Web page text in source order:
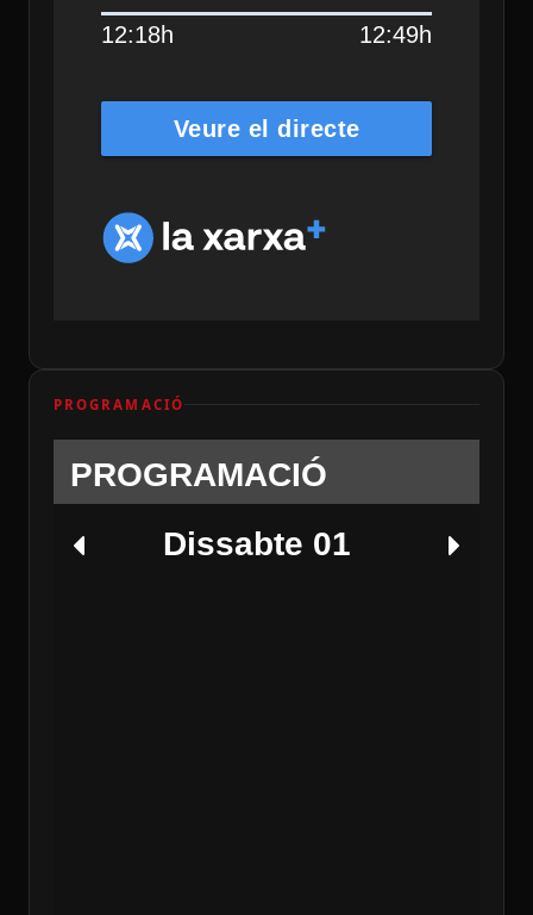
12:18h 12:49h
Veure el directe
PROGRAMACIÓ
PROGRAMACIÓ
Dissabte 01